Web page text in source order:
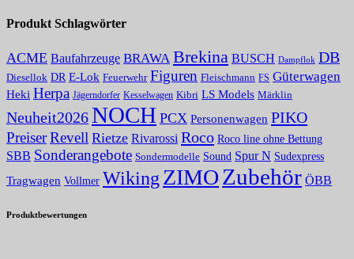
Produkt Schlagwörter
ACME Baufahrzeuge BRAWA Brekina BUSCH Dampflok DB
Diesellok DR E-Lok Feuerwehr Figuren Fleischmann FS Güterwagen
Heki Herpa Jägerndorfer Kesselwagen Kibri LS Models Märklin
Neuheit2026NOCH PCX Personenwagen PIKO
PreiserRevell Rietze Rivarossi Roco Roco line ohne Bettung
SBB Sonderangebote Sondermodelle Sound Spur N Sudexpress
Tragwagen Vollmer Wiking ZIMOZubehör ÖBB
Produktbewertungen